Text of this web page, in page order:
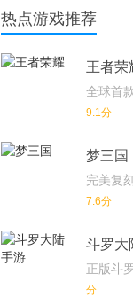
热点游戏推荐
王者荣
全球首
9.1分
梦三国
完美复
7.6分
斗罗大
正版斗
分